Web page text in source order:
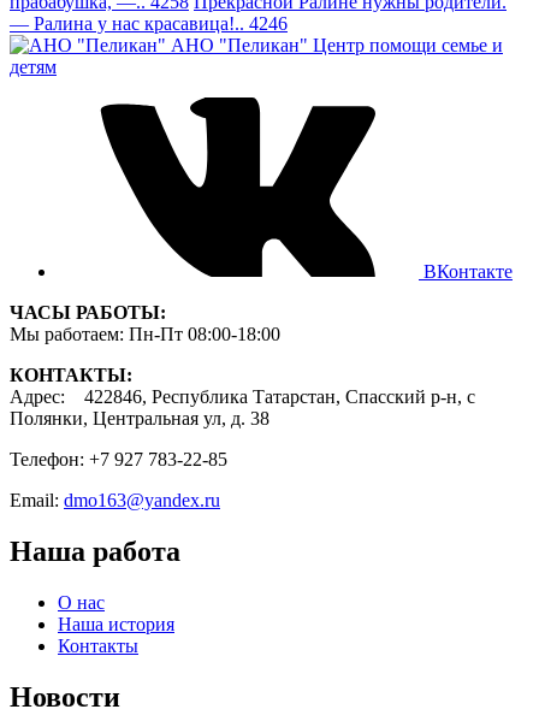
— Ралина у нас красавица!.. 4246
АНО "Пеликан" Центр помощи семье и
детям
ВКонтакте
ЧАСЫ РАБОТЫ:
Мы работаем: Пн-Пт 08:00-18:00
КОНТАКТЫ:
Адрес: 422846, Республика Татарстан, Спасский р-н, с
Полянки, Центральная ул, д. 38
Телефон: +7 927 783-22-85
Email: dmo163@yandex.ru
Наша работа
О нас
Наша история
Контакты
Новости